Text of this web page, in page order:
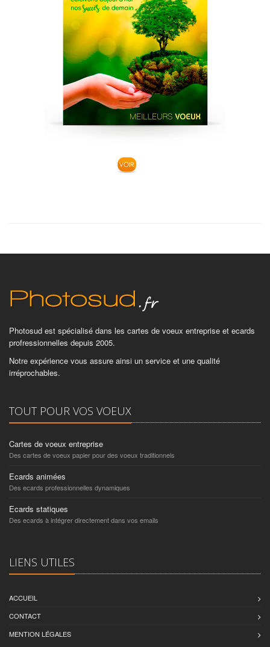
Photosud est spécialisé dans les cartes de voeux entreprise et ecards
profressionnelles depuis 2005.
Notre expérience vous assure ainsi un service et une qualité
irréprochables.
TOUT POUR VOS VOEUX
Cartes de voeux entreprise
Des cartes de voeux papier pour des voeux traditionnels
Ecards animées
Des ecards professionnelles dynamiques
Ecards statiques
Des ecards à intégrer directement dans vos emails
LIENS UTILES
ACCUEIL
CONTACT
MENTION LÉGALES